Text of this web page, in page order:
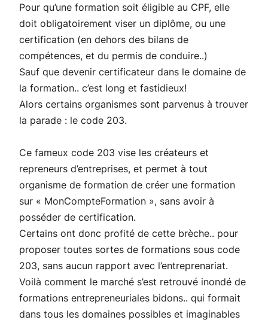
Pour qu’une formation soit éligible au CPF, elle
doit obligatoirement viser un diplôme, ou une
certification (en dehors des bilans de
compétences, et du permis de conduire..)
Sauf que devenir certificateur dans le domaine de
la formation.. c’est long et fastidieux!
Alors certains organismes sont parvenus à trouver
la parade : le code 203.
Ce fameux code 203 vise les créateurs et
repreneurs d’entreprises, et permet à tout
organisme de formation de créer une formation
sur « MonCompteFormation », sans avoir à
posséder de certification.
Certains ont donc profité de cette brèche.. pour
proposer toutes sortes de formations sous code
203, sans aucun rapport avec l’entreprenariat.
Voilà comment le marché s’est retrouvé inondé de
formations entrepreneuriales bidons.. qui formait
dans tous les domaines possibles et imaginables